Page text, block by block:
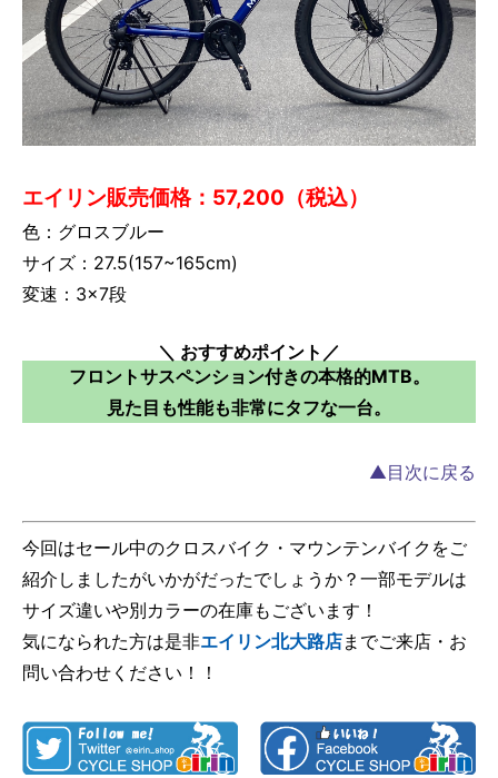
エイリン販売価格：57,200（税込）
色：グロスブルー
サイズ：27.5(157~165cm)
変速：3×7段
＼ おすすめポイント／
フロントサスペンション付きの本格的MTB。
見た目も性能も非常にタフな一台。
▲目次に戻る
今回はセール中のクロスバイク・マウンテンバイクをご
紹介しましたがいかがだったでしょうか？一部モデルは
サイズ違いや別カラーの在庫もございます！
気になられた方は是非エイリン北大路店までご来店・お
問い合わせください！！